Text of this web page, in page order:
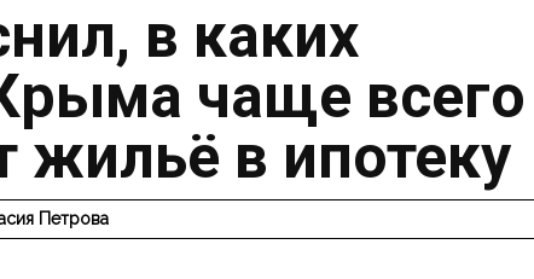
в каких
чаще всего
жильё в ипотеку
Петрова